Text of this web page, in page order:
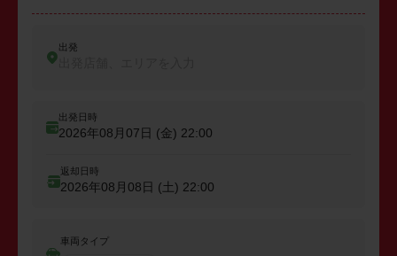
出発
出発日時
2026年08月07日 (金) 22:00
返却日時
2026年08月08日 (土) 22:00
車両タイプ